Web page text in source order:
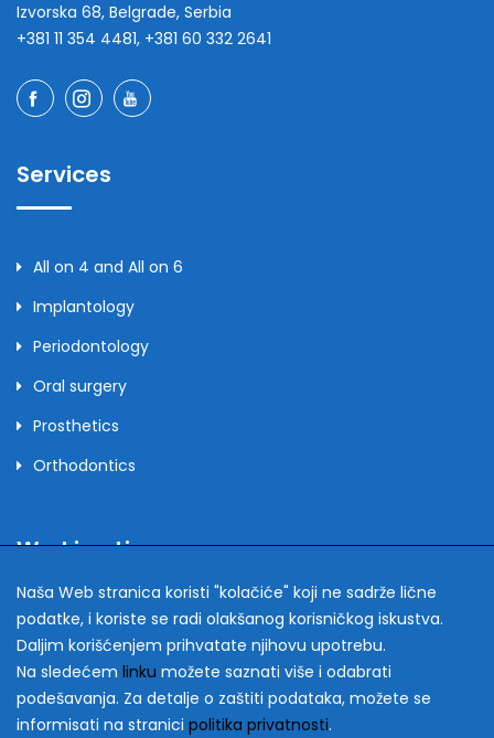
Izvorska 68, Belgrade, Serbia
+381 11 354 4481, +381 60 332 2641
Services
All on 4 and All on 6
Implantology
Periodontology
Oral surgery
Prosthetics
Orthodontics
Working time
monday - friday
saturday
sunday
closed
Naša Web stranica koristi "kolačiće" koji ne sadrže lične
podatke, i koriste se radi olakšanog korisničkog iskustva.
Daljim korišćenjem prihvatate njihovu upotrebu.
Na sledećem linku možete saznati više i odabrati
podešavanja. Za detalje o zaštiti podataka, možete se
informisati na stranici politika privatnosti.